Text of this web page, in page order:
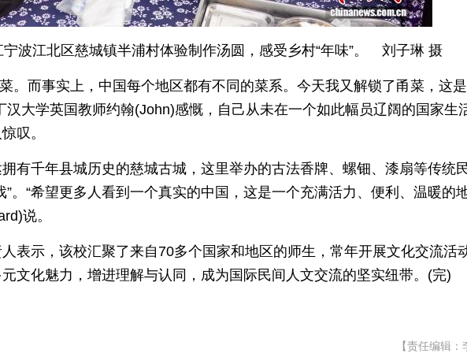
波江北区慈城镇半浦村体验制作汤圆，感受乡村“年味”。 刘子琳 摄
菜。而事实上，中国每个地区都有不同的菜系。今天我又解锁了甬菜，这
汉大学英国教师约翰(John)感慨，自己从未在一个如此幅员辽阔的国家生
叹。
有千年县城历史的慈城古城，这里举办的古法香牌、螺钿、漆扇等传统
”。“希望更多人看到一个真实的中国，这是一个充满活力、便利、温暖的
说。
表示，该校汇聚了来自70多个国家和地区的师生，常年开展文化交流活
文化魅力，增进理解与认同，成为国际民间人文交流的坚实纽带。(完)
【责任编辑：